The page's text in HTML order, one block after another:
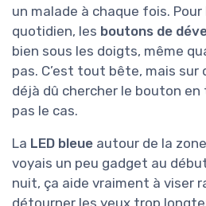
un malade à chaque fois. Pour
quotidien, les boutons de
bien sous les doigts, même
pas. C’est tout bête, mais sur
déjà dû chercher le bouton
pas le cas.
La LED bleue autour de la
voyais un peu gadget au
nuit, ça aide vraiment à viser
détourner les yeux trop